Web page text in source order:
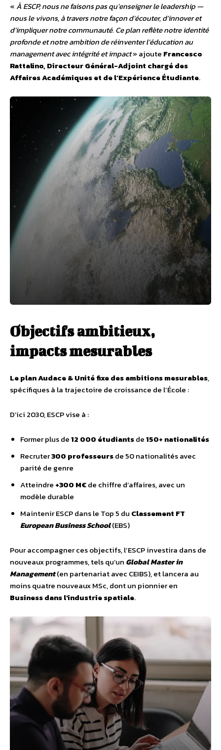
« À ESCP, nous ne faisons pas qu’enseigner le leadership —
nous le vivons, à travers notre façon d’écouter, d’innover et
d’impliquer notre communauté. Ce plan reflète notre identité
profonde et notre ambition de réinventer l’éducation au
management avec intégrité et impact» ajoute Francesco
Rattalino, Directeur Général-Adjoint chargé des
Affaires Académiques et de l’Expérience Étudiante.
Objectifs ambitieux,
impacts mesurables
Le plan Audace & Unité fixe des ambitions mesurables,
spécifiques à la trajectoire de croissance de l’École :
D’ici 2030, ESCP vise à :
Former plus de12 000 étudiantsde150+ nationalités
Recruter300 professeursde 50 nationalités avec
parité de genre
Atteindre +300 M€de chiffre d’affaires, avec un
modèle durable
Maintenir ESCP dans le Top 5 du Classement FT
European Business School(EBS)
Pour accompagner ces objectifs, l’ESCP investira dans de
nouveaux programmes, tels qu’un Global Master in
Management(en partenariat avec CEIBS), et lancera au
moins quatre nouveaux MSc, dont un pionnier en
Business dans l’industrie spatiale.